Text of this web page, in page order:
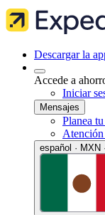
Descargar la
Accede a
Iniciar
Mensajes
Planea
español · MXN